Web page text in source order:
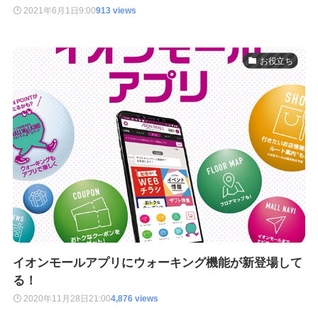
2021年6月1日9:00913 views
お役立ち
イオンモールアプリにウォーキング機能が新登場して
る！
2020年11月28日 21:004,876 views